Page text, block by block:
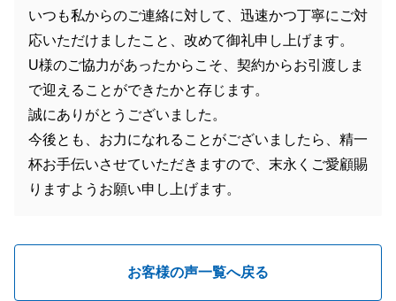
いつも私からのご連絡に対して、迅速かつ丁寧にご対
応いただけましたこと、改めて御礼申し上げます。
U様のご協力があったからこそ、契約からお引渡しま
で迎えることができたかと存じます。
誠にありがとうございました。
今後とも、お力になれることがございましたら、精一
杯お手伝いさせていただきますので、末永くご愛顧賜
りますようお願い申し上げます。
お客様の声一覧へ戻る